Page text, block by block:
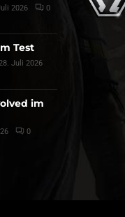
2026 0
Test
Juli 2026
im
0